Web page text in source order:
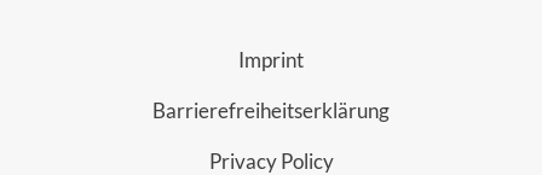
Imprint
Barrierefreiheitserklärung
Privacy Policy